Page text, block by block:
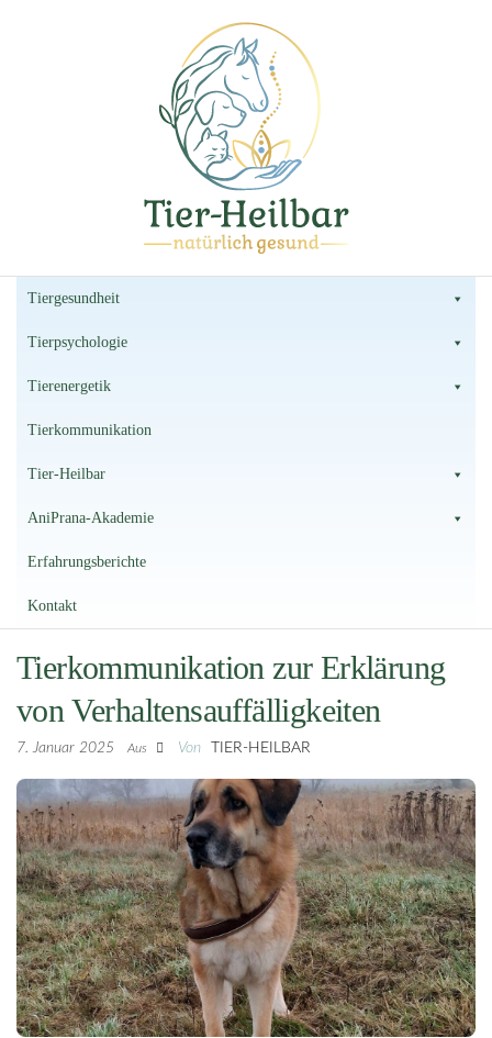
Tier-Heilbar
Tiergesundheit
Tierpsychologie
Tierenergetik
Tierkommunikation
Tier-Heilbar
AniPrana-Akademie
Erfahrungsberichte
Kontakt
Tierkommunikation zur Erklärung
von Verhaltensauffälligkeiten
7. Januar 2025 Aus Von TIER-HEILBAR